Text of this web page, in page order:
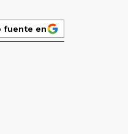
fuente en